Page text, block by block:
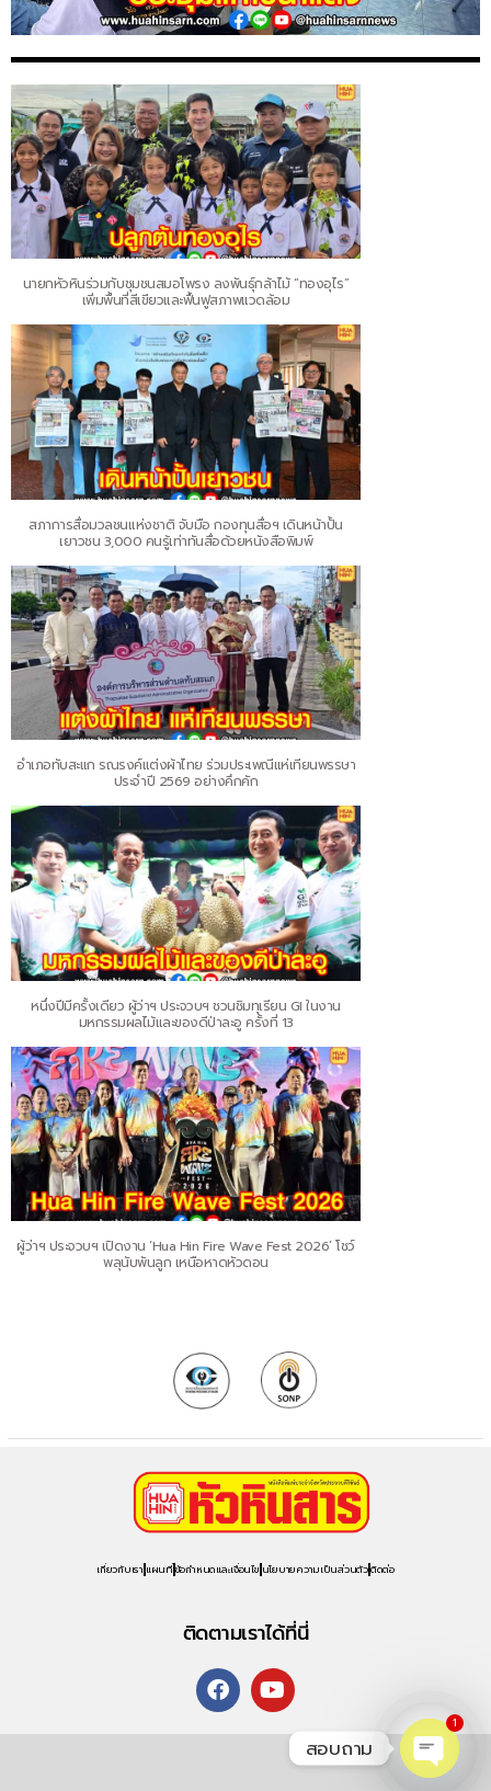
นายกหัวหินร่วมกับชุมชนสมอโพรง ลงพันธุ์กล้าไม้ “ทองอุไร”
เพิ่มพื้นที่สีเขียวและฟื้นฟูสภาพแวดล้อม
สภาการสื่อมวลชนแห่งชาติ จับมือ กองทุนสื่อฯ เดินหน้าปั้น
เยาวชน 3,000 คนรู้เท่าทันสื่อด้วยหนังสือพิมพ์
อำเภอทับสะแก รณรงค์แต่งผ้าไทย ร่วมประเพณีแห่เทียนพรรษา
ประจำปี 2569 อย่างคึกคัก
หนึ่งปีมีครั้งเดียว ผู้ว่าฯ ประจวบฯ ชวนชิมทุเรียน GI ในงาน
มหกรรมผลไม้และของดีป่าละอู ครั้งที่ 13
ผู้ว่าฯ ประจวบฯ เปิดงาน ‘Hua Hin Fire Wave Fest 2026’ โชว์
พลุนับพันลูก เหนือหาดหัวดอน
เกี่ยวกับเรา แผนที่ ข้อกำหนดและเงื่อนไข นโยบายความเป็นส่วนตัวติดต่อ
ติดตามเราได้ที่นี่
สอบถาม
1